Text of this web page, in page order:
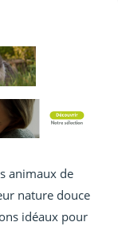
animaux de
nature douce
idéaux pour